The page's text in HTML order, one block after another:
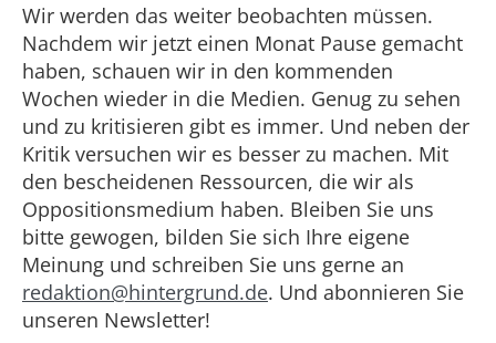
Wir werden das weiter beobachten müssen.
Nachdem wir jetzt einen Monat Pause gemacht
haben, schauen wir in den kommenden
Wochen wieder in die Medien. Genug zu sehen
und zu kritisieren gibt es immer. Und neben der
Kritik versuchen wir es besser zu machen. Mit
den bescheidenen Ressourcen, die wir als
Oppositionsmedium haben. Bleiben Sie uns
bitte gewogen, bilden Sie sich Ihre eigene
Meinung und schreiben Sie uns gerne an
redaktion@hintergrund.de. Und abonnieren Sie
unseren Newsletter!